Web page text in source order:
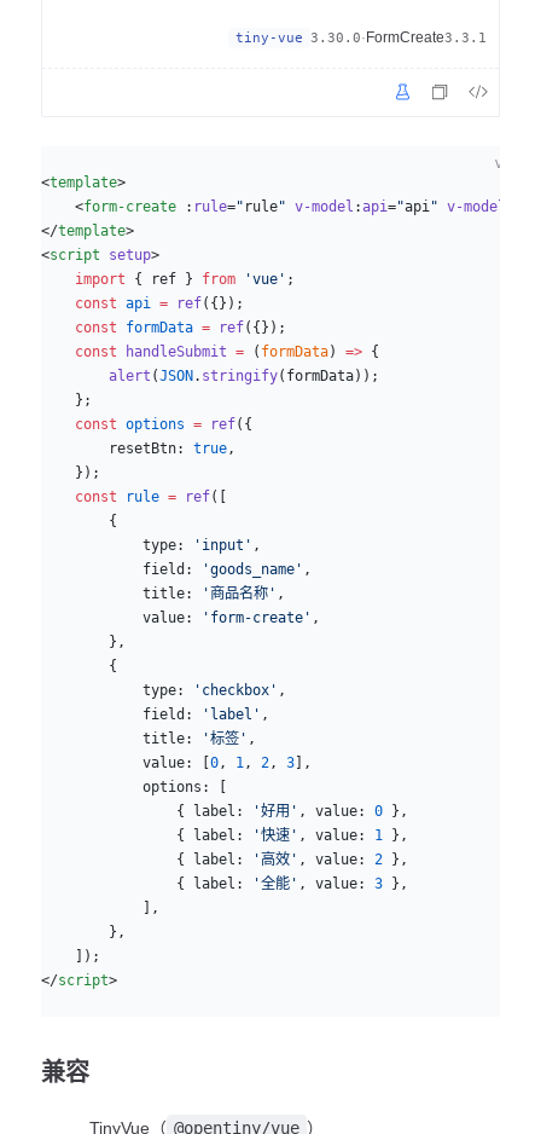
tiny-vue 3.30.0·FormCreate3.3.1
vue
<template>
    <
form-create : rule=" rule" v-model :api="api " v-model
</template>
<script setup>
    import
{ ref } from 'vue' ;
    const
api = ref({});
    const
formData = ref({});
    const
handleSubmit = ( formData) => {
        alert
(JSON. stringify(formData));
    };
    const
options = ref({
        resetBtn:
true ,
    });
    const
rule = ref([
        {
            type:
'input' ,
            field:
'goods_name' ,
            title:
'商品名称' ,
            value:
'form-create' ,
        },
        {
            type:
'checkbox' ,
            field:
'label' ,
            title:
'标签' ,
            value: [
0 , 1 , 2 , 3],
            options: [
                { label:
'好用' , value: 0 },
                { label:
'快速' , value: 1
},
                { label:
'高效' , value: 2 },
                { label:
'全能' , value: 3 },
            ],
        },
    ]);
</script>
兼容
TinyVue（ @opentiny/vue ）